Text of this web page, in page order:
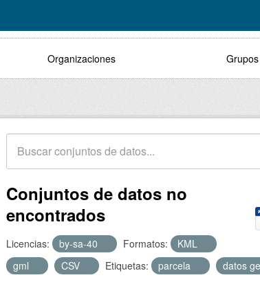
Organizaciones Grupos
Conjuntos de datos no
encontrados
Licencias: by-sa-40 Formatos:
KML
gml
CSV Etiquetas: parcela datos